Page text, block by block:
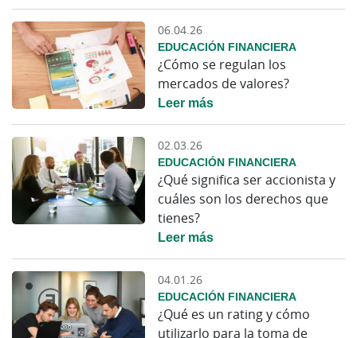
06.04.26
EDUCACIÓN FINANCIERA
¿Cómo se regulan los
mercados de valores?
Leer más
02.03.26
EDUCACIÓN FINANCIERA
¿Qué significa ser accionista y
cuáles son los derechos que
tienes?
Leer más
04.01.26
EDUCACIÓN FINANCIERA
¿Qué es un rating y cómo
utilizarlo para la toma de